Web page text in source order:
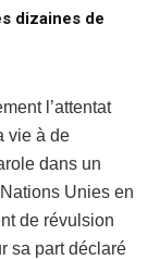
dizaines de
l’attentat
vie à de
dans un
Unies en
de révulsion
sa part déclaré